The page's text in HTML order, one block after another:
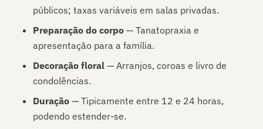
públicos; taxas variáveis em salas privadas.
Preparação do corpo — Tanatopraxia e
apresentação para a família.
Decoração floral — Arranjos, coroas e livro de
condolências.
Duração — Tipicamente entre 12 e 24 horas,
podendo estender-se.